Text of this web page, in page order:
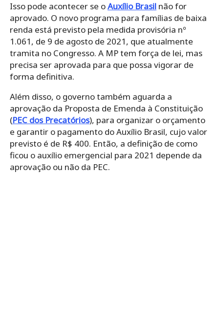
Isso pode acontecer se oAuxílio Brasil não for
aprovado. O novo programa para famílias de baixa
renda está previsto pela medida provisória nº
1.061, de 9 de agosto de 2021, que atualmente
tramita no Congresso. A MP tem força de lei, mas
precisa ser aprovada para que possa vigorar de
forma definitiva.
Além disso, o governo também aguarda a
aprovação da Proposta de Emenda à Constituição
(PEC dos Precatórios), para organizar o orçamento
e garantir o pagamento do Auxílio Brasil, cujo valor
previsto é de R$ 400. Então, a definição de como
ficou o auxílio emergencial para 2021 depende da
aprovação ou não da PEC.